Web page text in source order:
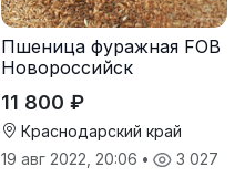
Пшеница фуражная FOB
Новороссийск
11 800 ₽
Краснодарский край
19 авг 2022, 20:06 • 3 027